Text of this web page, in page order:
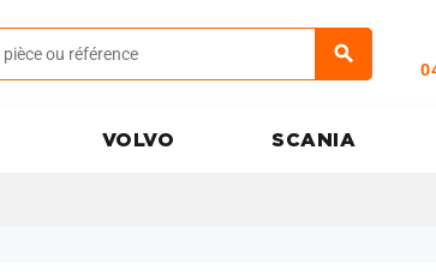
VOLVO SCANIA